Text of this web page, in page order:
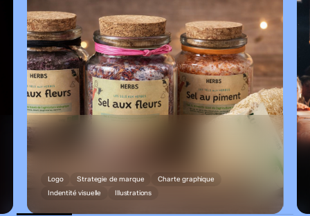
Logo Strategie de marque
Charte graphique
Indentité visuelle
Illustrations